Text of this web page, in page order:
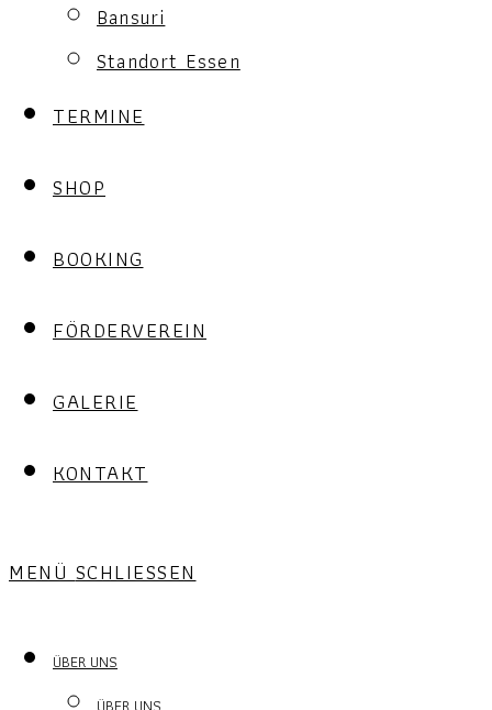
Bansuri
Standort Essen
TERMINE
SHOP
BOOKING
FÖRDERVEREIN
GALERIE
KONTAKT
MENÜ SCHLIESSEN
ÜBER UNS